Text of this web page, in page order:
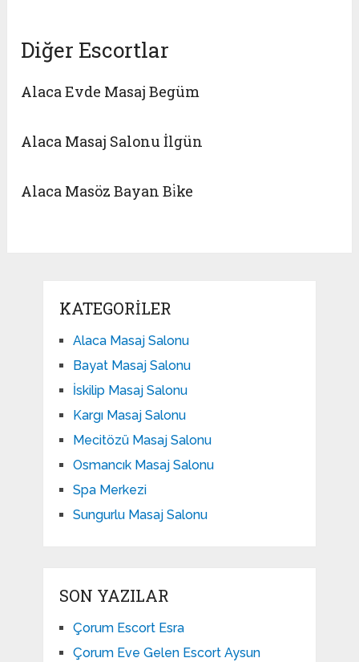
Diğer Escortlar
Alaca Evde Masaj Begüm
Alaca Masaj Salonu İlgün
Alaca Masöz Bayan Bi̇ke
KATEGORILER
Alaca Masaj Salonu
Bayat Masaj Salonu
İskilip Masaj Salonu
Kargı Masaj Salonu
Mecitözü Masaj Salonu
Osmancık Masaj Salonu
Spa Merkezi
Sungurlu Masaj Salonu
SON YAZILAR
Çorum Escort Esra
Çorum Eve Gelen Escort Aysun